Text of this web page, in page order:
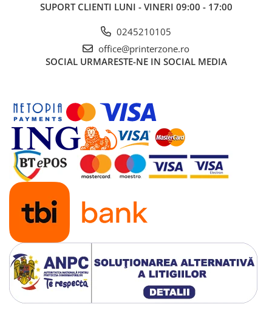
Patch panel-uri
Antene & amplificatoare semnal
Accesorii retelistica
PDU
UPS & Stabilizatoare
UPS-uri
Baterii UPS
Accesorii UPS
Servere, Storage & NAS
Servere NAS
Servere
SSD enterprise
HDD enterprise
DAS (Direct Attached Storage)
SUPORT CLIENTI LUNI - VINERI 09:00 - 17:00
0245210105
office@printerzone.ro
SOCIAL URMARESTE-NE IN SOCIAL MEDIA